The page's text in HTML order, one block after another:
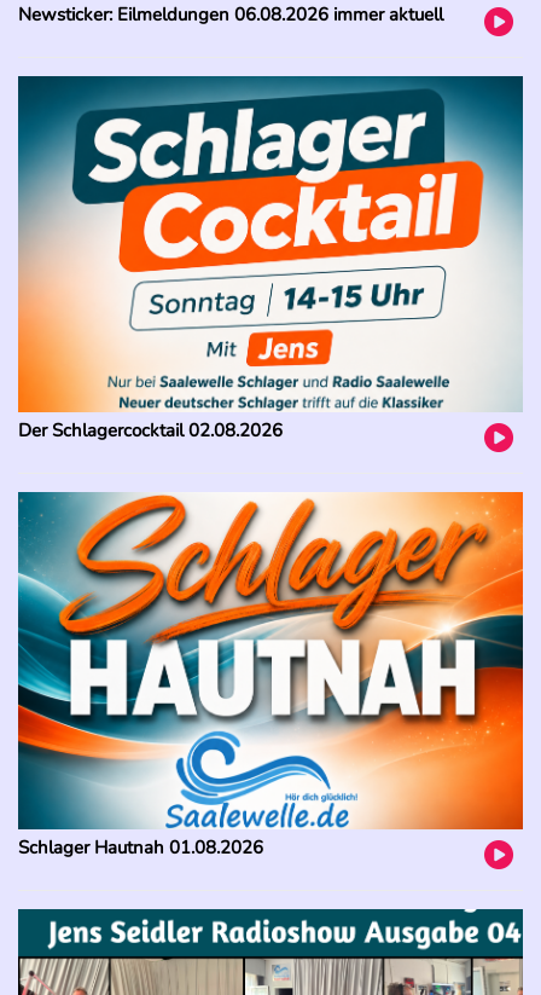
Newsticker: Eilmeldungen 06.08.2026 immer aktuell
Der Schlagercocktail 02.08.2026
Schlager Hautnah 01.08.2026